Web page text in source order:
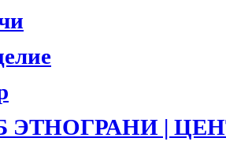
ЭТНОГРАНИ |